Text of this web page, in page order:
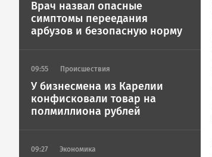
Врач назвал опасные
симптомы переедания
арбузов и безопасную норму
09:55 Происшествия
У бизнесмена из Карелии
конфисковали товар на
полмиллиона рублей
09:27 Экономика